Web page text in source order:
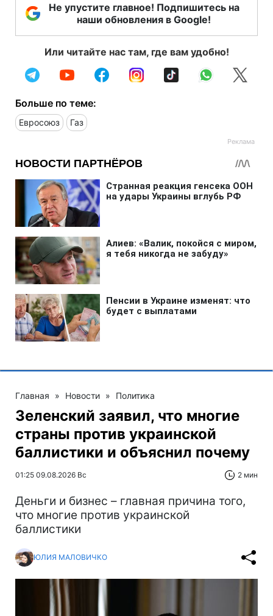
Не упустите главное! Подпишитесь на
наши обновления в Google!
Или читайте нас там, где вам удобно!
Больше по теме:
Евросоюз Газ
Главная » Новости » Политика
Зеленский заявил, что многие
страны против украинской
баллистики и объяснил почему
01:25 09.08.2026 Вс 2 мин
Деньги и бизнес – главная причина того,
что многие против украинской
баллистики
ЮЛИЯ МАЛОВИЧКО